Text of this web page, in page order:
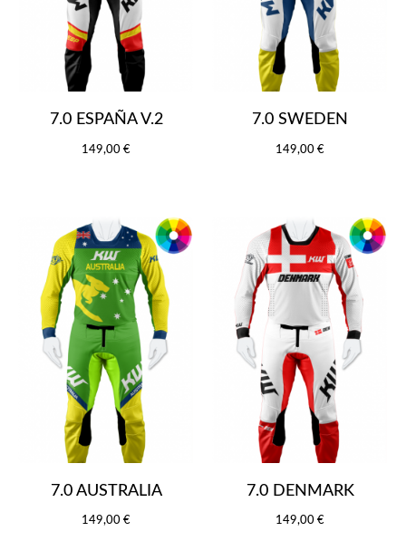
7.0 ESPAÑA V.2
149,00 €
7.0 SWEDEN
149,00 €
7.0 AUSTRALIA
149,00 €
7.0 DENMARK
149,00 €